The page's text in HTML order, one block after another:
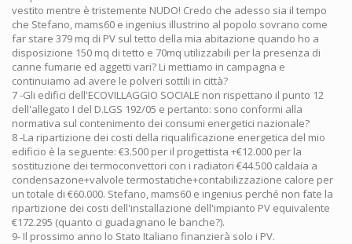
vestito mentre è tristemente NUDO! Credo che adesso sia il tempo
che Stefano, mams60 e ingenius illustrino al popolo sovrano come
far stare 379 mq di PV sul tetto della mia abitazione quando ho a
disposizione 150 mq di tetto e 70mq utilizzabili per la presenza di
canne fumarie ed aggetti vari? Li mettiamo in campagna e
continuiamo ad avere le polveri sottili in città?
7 -Gli edifici dell'ECOVILLAGGIO SOCIALE non rispettano il punto 12
dell'allegato I del D.LGS 192/05 e pertanto: sono conformi alla
normativa sul contenimento dei consumi energetici nazionale?
8 -La ripartizione dei costi della riqualificazione energetica del mio
edificio è la seguente: €3.500 per il progettista +€12.000 per la
sostituzione dei termoconvettori con i radiatori €44.500 caldaia a
condensazone+valvole termostatiche+contabilizzazione calore per
un totale di €60.000. Stefano, mams60 e ingenius perché non fate la
ripartizione dei costi dell'installazione dell'impianto PV equivalente
€172.295 (quanto ci guadagnano le banche?).
9- Il prossimo anno lo Stato Italiano finanzierà solo i PV.